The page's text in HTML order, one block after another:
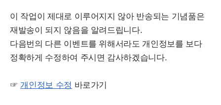
이 작업이 제대로 이루어지지 않아 반송되는 기념품은
재발송이 되지 않음을 알려드립니다.
다음번의 다른 이벤트를 위해서라도 개인정보를 보다
정확하게 수정하여 주시면 감사하겠습니다.
☞ 개인정보 수정 바로가기